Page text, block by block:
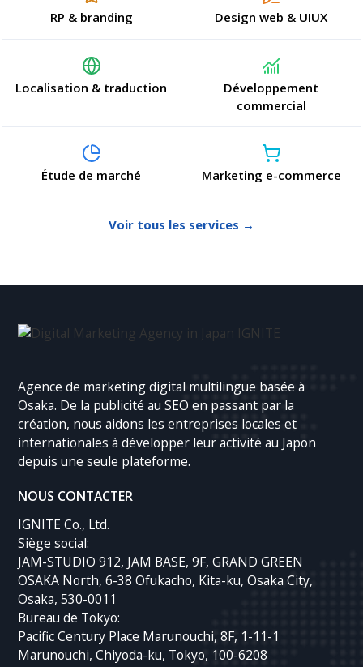
RP & branding Design web & UIUX
Localisation & traduction
Développement
commercial
Étude de marché Marketing e-commerce
Voir tous les services →
Agence de marketing digital multilingue basée à
Osaka. De la publicité au SEO en passant par la
création, nous aidons les entreprises locales et
internationales à développer leur activité au Japon
depuis une seule plateforme.
NOUS CONTACTER
IGNITE Co., Ltd.
Siège social:
JAM-STUDIO 912, JAM BASE, 9F, GRAND GREEN
OSAKA North, 6-38 Ofukacho, Kita-ku, Osaka City,
Osaka, 530-0011
Bureau de Tokyo:
Pacific Century Place Marunouchi, 8F, 1-11-1
Marunouchi, Chiyoda-ku, Tokyo, 100-6208